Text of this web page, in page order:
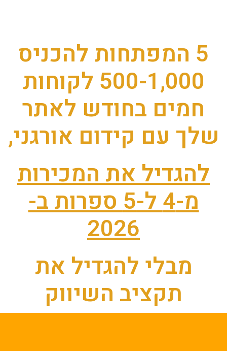
5 המפתחות להכניס
500-1,000 לקוחות
חמים בחודש לאתר
שלך עם קידום אורגני,
להגדיל את המכירות
מ-4 ל-5 ספרות ב-
2026
מבלי להגדיל את
תקציב השיווק